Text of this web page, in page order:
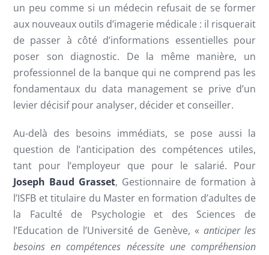
un peu comme si un médecin refusait de se former
aux nouveaux outils d’imagerie médicale : il risquerait
de passer à côté d’informations essentielles pour
poser son diagnostic. De la même manière, un
professionnel de la banque qui ne comprend pas les
fondamentaux du data management se prive d’un
levier décisif pour analyser, décider et conseiller.
Au-delà des besoins immédiats, se pose aussi la
question de l’anticipation des compétences utiles,
tant pour l’employeur que pour le salarié. Pour
Joseph Baud Grasset, Gestionnaire de formation à
l’ISFB et titulaire du Master en formation d’adultes de
la Faculté de Psychologie et des Sciences de
l’Education de l’Université de Genève, « anticiper les
besoins en compétences nécessite une compréhension